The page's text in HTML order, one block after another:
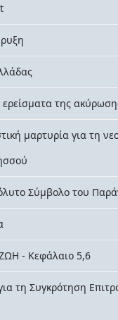
ερείσματα της
μαρτυρία για τη
Σύμβολο του
- Κεφάλαιο 5,6
τη Συγκρότηση